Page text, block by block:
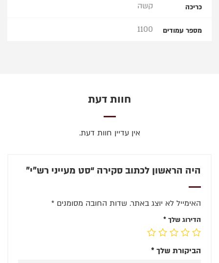
כריכה קשה
מספר עמודים 1100
חוות דעת
אין עדיין חוות דעת.
היה הראשון לכתוב סקירה “סט מעייני רש”י”
האימייל לא יוצג באתר. שדות החובה מסומנים *
הדירוג שלך *
הביקורת שלך *